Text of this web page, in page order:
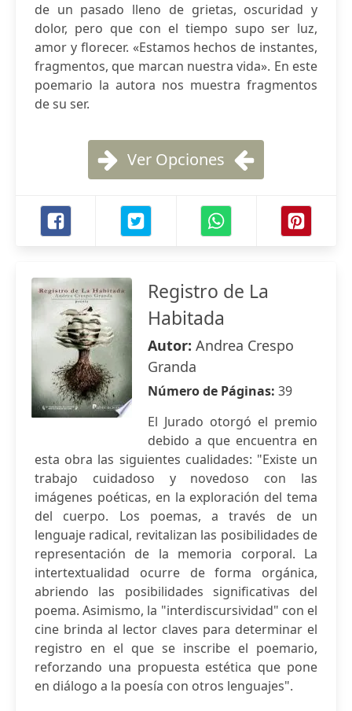
de un pasado lleno de grietas, oscuridad y
dolor, pero que con el tiempo supo ser luz,
amor y florecer. «Estamos hechos de instantes,
fragmentos, que marcan nuestra vida». En este
poemario la autora nos muestra fragmentos
de su ser.
Ver Opciones
Registro de La
Habitada
Autor: Andrea Crespo
Granda
Número de Páginas: 39
El Jurado otorgó el premio
debido a que encuentra en
esta obra las siguientes cualidades: "Existe un
trabajo cuidadoso y novedoso con las
imágenes poéticas, en la exploración del tema
del cuerpo. Los poemas, a través de un
lenguaje radical, revitalizan las posibilidades de
representación de la memoria corporal. La
intertextualidad ocurre de forma orgánica,
abriendo las posibilidades significativas del
poema. Asimismo, la "interdiscursividad" con el
cine brinda al lector claves para determinar el
registro en el que se inscribe el poemario,
reforzando una propuesta estética que pone
en diálogo a la poesía con otros lenguajes".